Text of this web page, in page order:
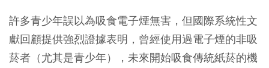
許多青少年誤以為吸食電子煙無害，但國際系統性文
獻回顧提供強烈證據表明，曾經使用過電子煙的非吸
菸者（尤其是青少年），未來開始吸食傳統紙菸的機